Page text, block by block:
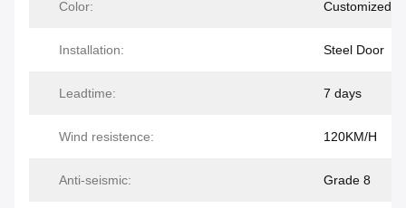
Color: Customized
Installation: Steel Door
Leadtime: 7 days
Wind resistence: 120KM/H
Anti-seismic: Grade 8